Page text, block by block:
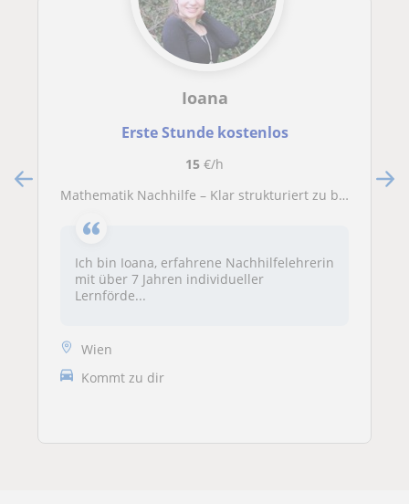
Ioana
Erste Stunde kostenlos
15 €/h
Mathematik Nachhilfe – Klar strukturiert zu besseren Noten
Ich bin Ioana, erfahrene Nachhilfelehrerin
mit über 7 Jahren individueller
Lernförde...
Wien
Kommt zu dir